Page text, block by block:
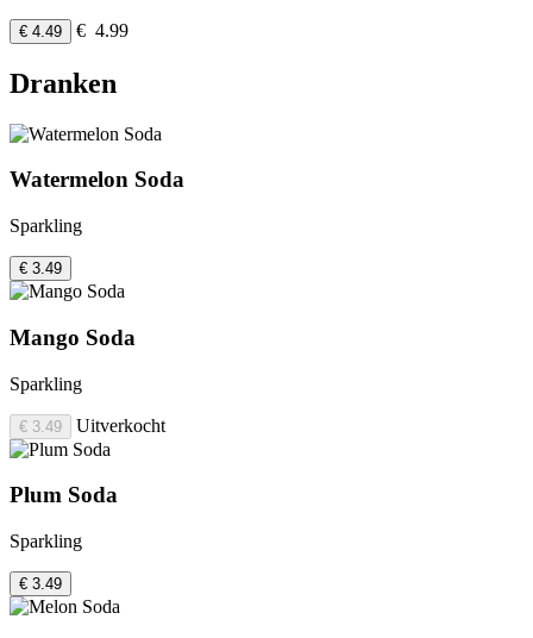
€ 4.49 € 4.99
Dranken
Watermelon Soda
Sparkling
€ 3.49
Mango Soda
Sparkling
€ 3.49 Uitverkocht
Plum Soda
Sparkling
€ 3.49